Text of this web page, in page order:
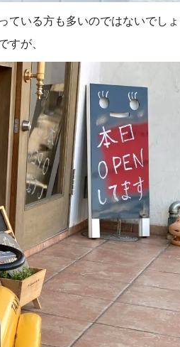
ている方も多いのではないでし
すが、